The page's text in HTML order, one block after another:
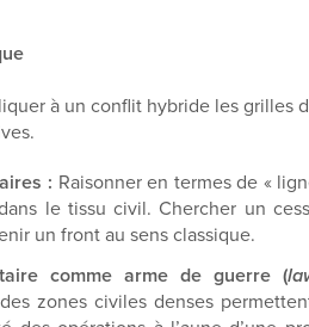
à un conflit hybride les
: Raisonner en termes de «
le tissu civil. Chercher un
un front au sens classique.
comme arme de guerre (
zones civiles denses